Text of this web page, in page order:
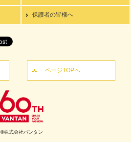
保護者の皆様へ
ページTOPへ
©株式会社バンタン